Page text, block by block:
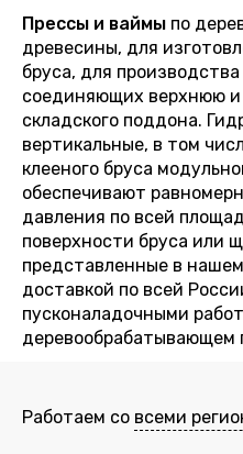
Прессы и ваймы по
древесины, для
бруса, для
соединяющих верхнюю
складского поддона.
вертикальные, в том
клееного бруса
обеспечивают
давления по всей
поверхности бруса или
представленные в
доставкой по всей
пусконаладочными
деревообрабатывающем
Работаем со всеми